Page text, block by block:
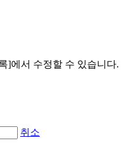
]에서 수정할 수 있습니다.
취소